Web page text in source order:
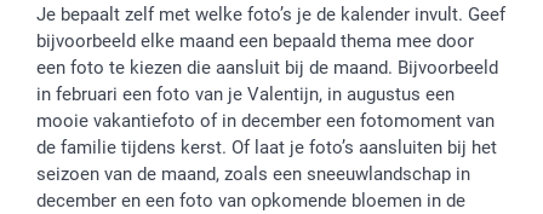
Je bepaalt zelf met welke foto’s je de kalender invult. Geef
bijvoorbeeld elke maand een bepaald thema mee door
een foto te kiezen die aansluit bij de maand. Bijvoorbeeld
in februari een foto van je Valentijn, in augustus een
mooie vakantiefoto of in december een fotomoment van
de familie tijdens kerst. Of laat je foto’s aansluiten bij het
seizoen van de maand, zoals een sneeuwlandschap in
december en een foto van opkomende bloemen in de